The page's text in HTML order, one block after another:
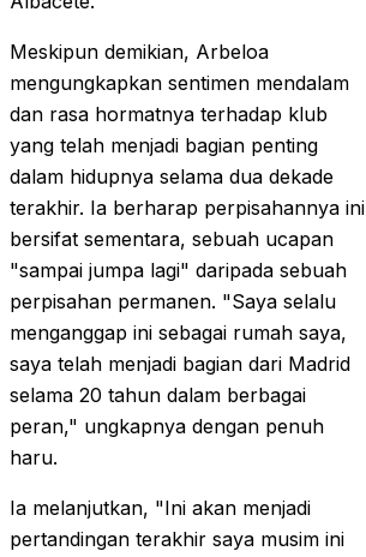
Meskipun demikian, Arbeloa
mengungkapkan sentimen mendalam
dan rasa hormatnya terhadap klub
yang telah menjadi bagian penting
dalam hidupnya selama dua dekade
terakhir. Ia berharap perpisahannya ini
bersifat sementara, sebuah ucapan
"sampai jumpa lagi" daripada sebuah
perpisahan permanen. "Saya selalu
menganggap ini sebagai rumah saya,
saya telah menjadi bagian dari Madrid
selama 20 tahun dalam berbagai
peran," ungkapnya dengan penuh
haru.
Ia melanjutkan, "Ini akan menjadi
pertandingan terakhir saya musim ini